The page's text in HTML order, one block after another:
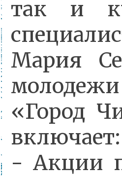
так и
Мария
«Город
включает:
- Акции